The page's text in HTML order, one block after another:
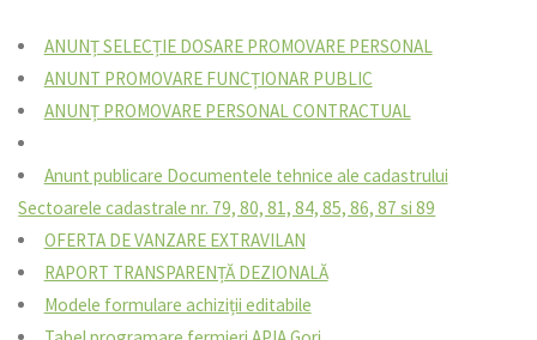
ANUNȚ SELECȚIE DOSARE PROMOVARE PERSONAL
ANUNT PROMOVARE FUNCȚIONAR PUBLIC
ANUNȚ PROMOVARE PERSONAL CONTRACTUAL
Anunt publicare Documentele tehnice ale cadastrului
Sectoarele cadastrale nr. 79, 80, 81, 84, 85, 86, 87 si 89
OFERTA DE VANZARE EXTRAVILAN
RAPORT TRANSPARENȚĂ DEZIONALĂ
Modele formulare achiziții editabile